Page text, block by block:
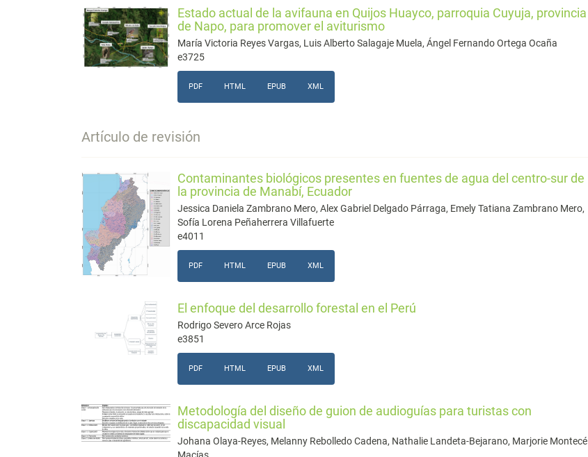
Estado actual de la avifauna en Quijos Huayco, parroquia Cuyuja, provincia
de Napo, para promover el aviturismo
María Victoria Reyes Vargas, Luis Alberto Salagaje Muela, Ángel Fernando Ortega Ocaña
e3725
PDF HTML EPUB XML
Artículo de revisión
Contaminantes biológicos presentes en fuentes de agua del centro-sur de
la provincia de Manabí, Ecuador
Jessica Daniela Zambrano Mero, Alex Gabriel Delgado Párraga, Emely Tatiana Zambrano Mero,
Sofía Lorena Peñaherrera Villafuerte
e4011
PDF HTML EPUB XML
El enfoque del desarrollo forestal en el Perú
Rodrigo Severo Arce Rojas
e3851
PDF HTML EPUB XML
Metodología del diseño de guion de audioguías para turistas con
discapacidad visual
Johana Olaya-Reyes, Melanny Rebolledo Cadena, Nathalie Landeta-Bejarano, Marjorie Montecé